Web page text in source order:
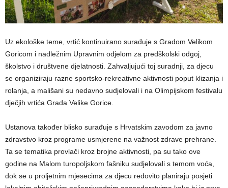
Uz ekološke teme, vrtić kontinuirano surađuje s Gradom Velikom
Goricom i nadležnim Upravnim odjelom za predškolski odgoj,
školstvo i društvene djelatnosti. Zahvaljujući toj suradnji, za djecu
se organiziraju razne sportsko-rekreativne aktivnosti poput klizanja i
rolanja, a mališani su nedavno sudjelovali i na Olimpijskom festivalu
dječjih vrtića Grada Velike Gorice.
Ustanova također blisko surađuje s Hrvatskim zavodom za javno
zdravstvo kroz programe usmjerene na važnost zdrave prehrane.
Ta se tematika provlači kroz brojne aktivnosti, pa su tako ove
godine na Malom turopoljskom fašniku sudjelovali s temom voća,
dok se u proljetnim mjesecima za djecu redovito planiraju posjeti